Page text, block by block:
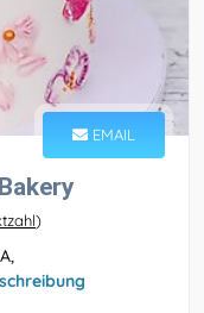
EMAIL
)